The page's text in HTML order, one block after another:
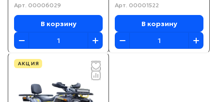
Арт. 00006029
В корзину
Арт. 00001522
В корзину
АКЦИЯ